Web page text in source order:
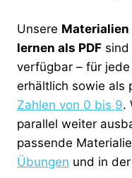
Unsere Materialien
lernen als PDF
verfügbar – für
erhältlich sowie als
Zahlen von 0 bis 9.
parallel weiter
passende
Übungen und in der